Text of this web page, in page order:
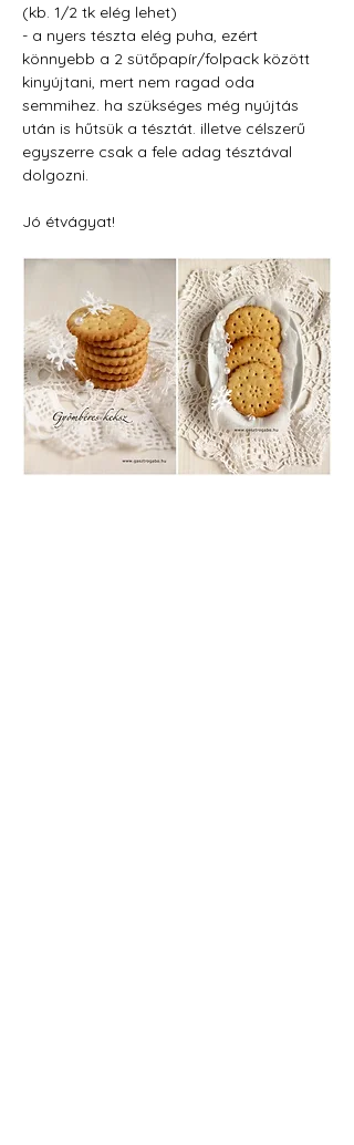
(kb. 1/2 tk elég lehet)
- a nyers tészta elég puha, ezért
könnyebb a 2 sütőpapír/folpack között
kinyújtani, mert nem ragad oda
semmihez. ha szükséges még nyújtás
után is hűtsük a tésztát. illetve célszerű
egyszerre csak a fele adag tésztával
dolgozni.
Jó étvágyat!